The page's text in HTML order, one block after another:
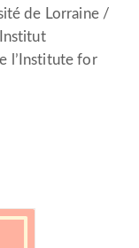
de Lorraine /
l’Institute for